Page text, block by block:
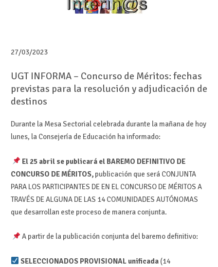
27/03/2023
UGT INFORMA – Concurso de Méritos: fechas
previstas para la resolución y adjudicación de
destinos
Durante la Mesa Sectorial celebrada durante la mañana de hoy
lunes, la Consejería de Educación ha informado:
El 25 abril se publicará el BAREMO DEFINITIVO DE
CONCURSO DE MÉRITOS,publicación que será CONJUNTA
PARA LOS PARTICIPANTES DE EN EL CONCURSO DE MÉRITOS A
TRAVÉS DE ALGUNA DE LAS 14 COMUNIDADES AUTÓNOMAS
que desarrollan este proceso de manera conjunta.
A partir de la publicación conjunta del baremo definitivo:
SELECCIONADOS PROVISIONAL unificada(14